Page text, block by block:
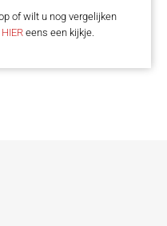
of wilt u nog vergelijken
HIER eens een kijkje.